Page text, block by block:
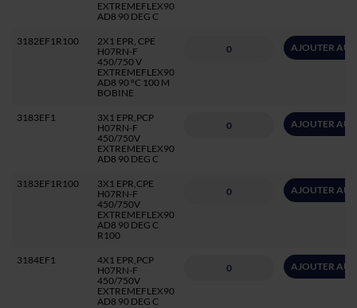
EXTREMEFLEX90
AD8 90 DEG C
3182EF1R100
2X1 EPR, CPE
H07RN-F
450/750 V
EXTREMEFLEX90
AD8 90 °C 100 M
BOBINE
AJOUTER AU
3183EF1
3X1 EPR,PCP
H07RN-F
450/750V
EXTREMEFLEX90
AD8 90 DEG C
AJOUTER AU
3183EF1R100
3X1 EPR,CPE
H07RN-F
450/750V
EXTREMEFLEX90
AD8 90 DEG C
R100
AJOUTER AU
3184EF1
4X1 EPR,PCP
H07RN-F
450/750V
EXTREMEFLEX90
AD8 90 DEG C
AJOUTER AU